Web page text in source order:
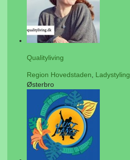
Qualityliving
Region Hovedstaden
Ladystyling
Østerbro